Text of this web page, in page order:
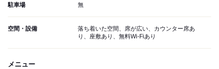
駐車場 無
空間・設備
落ち着いた空間、席が広い、カウンター席あ
り、座敷あり、無料Wi-Fiあり
メニュー